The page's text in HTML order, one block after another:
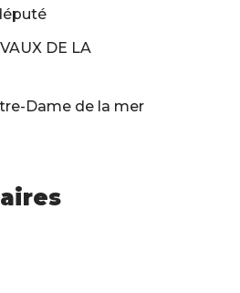
DE LA
Dame de la mer